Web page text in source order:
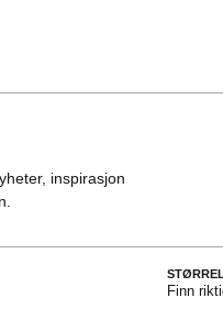
inspirasjon
Finn